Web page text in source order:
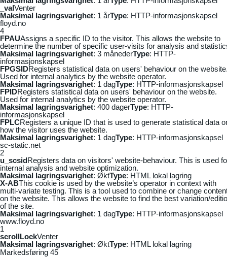
_vaIVenter
Maksimal lagringsvarighet: 1 årType: HTTP-informasjonskapsel
floyd.no
4
FPAUAssigns a specific ID to the visitor. This allows the website to
determine the number of specific user-visits for analysis and
Maksimal lagringsvarighet: 3 månederType: HTTP-
informasjonskapsel
FPGSIDRegisters statistical data on users' behaviour on the
Used for internal analytics by the website operator.
Maksimal lagringsvarighet: 1 dagType: HTTP-informasjonskapsel
FPIDRegisters statistical data on users' behaviour on the website.
Used for internal analytics by the website operator.
Maksimal lagringsvarighet: 400 dagerType: HTTP-
informasjonskapsel
FPLCRegisters a unique ID that is used to generate statistical data
how the visitor uses the website.
Maksimal lagringsvarighet: 1 dagType: HTTP-informasjonskapsel
sc-static.net
2
u_scsidRegisters data on visitors' website-behaviour. This is used
internal analysis and website optimization.
Maksimal lagringsvarighet: ØktType: HTML lokal lagring
X-ABThis cookie is used by the website’s operator in context with
multi-variate testing. This is a tool used to combine or change
on the website. This allows the website to find the best variation/
of the site.
Maksimal lagringsvarighet: 1 dagType: HTTP-informasjonskapsel
www.floyd.no
1
scrollLockVenter
Maksimal lagringsvarighet: ØktType: HTML lokal lagring
Markedsføring 45